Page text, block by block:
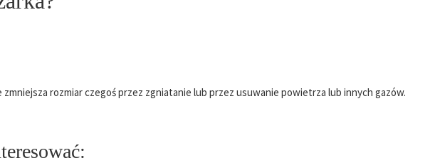
rozmiar czegoś przez zgniatanie lub przez usuwanie powietrza lub innych gazów.